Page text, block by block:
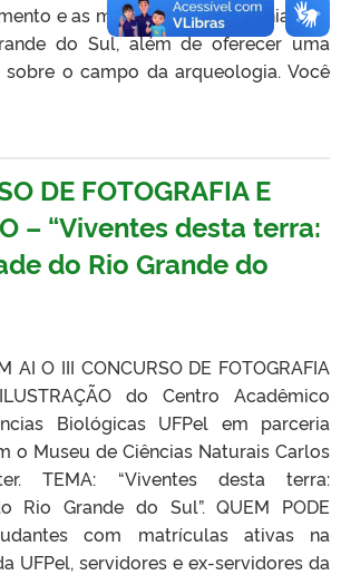
e as mitologias pré-coloniais da
do Sul, além de oferecer uma
o campo da arqueologia. Você
DE FOTOGRAFIA E
– “Viventes desta terra:
do Rio Grande do
AI O III CONCURSO DE FOTOGRAFIA
do Centro Acadêmico
Biológicas UFPel em parceria
o Museu de Ciências Naturais Carlos
TEMA: “Viventes desta terra:
Rio Grande do Sul”. QUEM PODE
com matrículas ativas na
UFPel, servidores e ex-servidores da